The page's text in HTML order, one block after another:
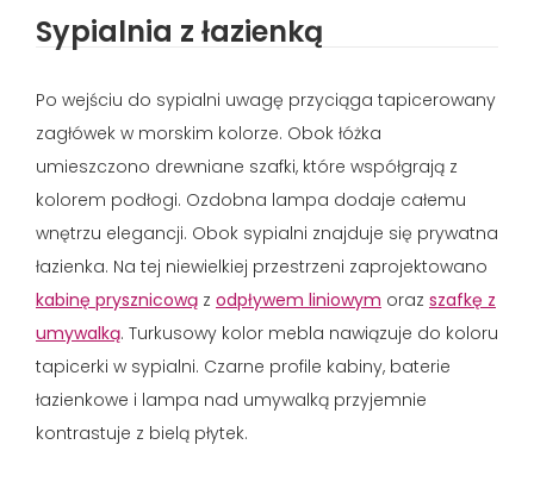
Sypialnia z łazienką
Po wejściu do sypialni uwagę przyciąga tapicerowany
zagłówek w morskim kolorze. Obok łóżka
umieszczono drewniane szafki, które współgrają z
kolorem podłogi. Ozdobna lampa dodaje całemu
wnętrzu elegancji. Obok sypialni znajduje się prywatna
łazienka. Na tej niewielkiej przestrzeni zaprojektowano
kabinę prysznicową z odpływem liniowym oraz szafkę z
umywalką. Turkusowy kolor mebla nawiązuje do koloru
tapicerki w sypialni. Czarne profile kabiny, baterie
łazienkowe i lampa nad umywalką przyjemnie
kontrastuje z bielą płytek.